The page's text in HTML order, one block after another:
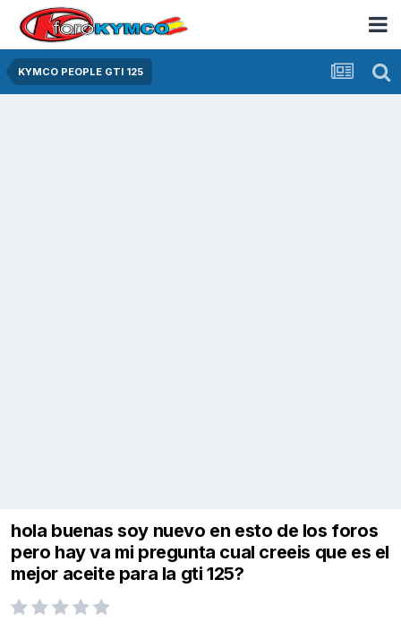
KYMCO PEOPLE GTI 125
hola buenas soy nuevo en esto de los foros
pero hay va mi pregunta cual creeis que es el
mejor aceite para la gti 125?